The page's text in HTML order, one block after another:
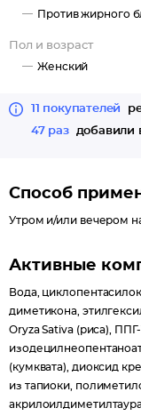
коже ровный тон и
ее упругость и
восстановления.
Против жирного
Пол и возраст
Женский
11 покупателей
47 раз
добавили
Способ
Утром и/или вечером
Активные
Вода,
диметикона,
Oryza Sativa (риса),
(кумквата), диоксид
из тапиоки,